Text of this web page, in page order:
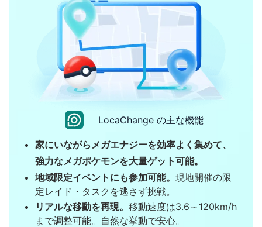
LocaChange の主な機能
家にいながらメガエナジーを効率よく集めて、
強力なメガポケモンを大量ゲット可能。
地域限定イベントにも参加可能。 現地開催の限
定レイド・タスクを逃さず挑戦。
リアルな移動を再現。 移動速度は3.6～120km/h
まで調整可能。自然な挙動で安心。